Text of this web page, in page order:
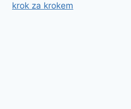
krok za krokem